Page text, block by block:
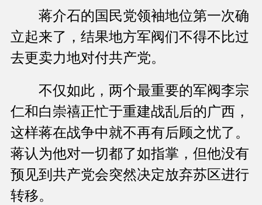
蒋介石的国民党领袖地位第一次确
立起来了，结果地方军阀们不得不比过
去更卖力地对付共产党。
不仅如此，两个最重要的军阀李宗
仁和白崇禧正忙于重建战乱后的广西，
这样蒋在战争中就不再有后顾之忧了。
蒋认为他对一切都了如指掌，但他没有
预见到共产党会突然决定放弃苏区进行
转移。